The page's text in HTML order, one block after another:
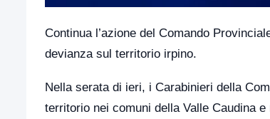
Continua l’azione del Comando
devianza sul territorio irpino.
Nella serata di ieri, i Carabinieri della
territorio nei comuni della Valle Caudina